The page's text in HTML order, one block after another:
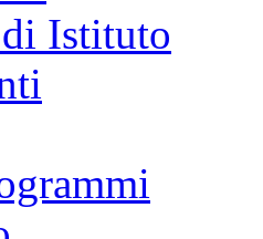
Istituto